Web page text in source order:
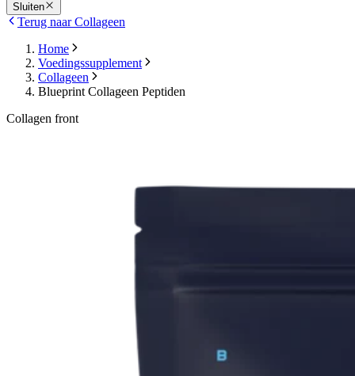
Sluiten
Terug naar Collageen
Home
Voedingssupplement
Collageen
Blueprint Collageen Peptiden
Collagen front